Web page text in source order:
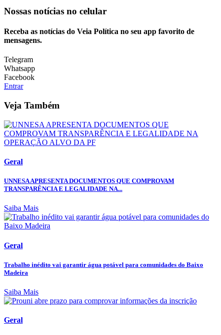
Nossas notícias no celular
Receba as notícias do Veia Política no seu app favorito de
mensagens.
Telegram
Whatsapp
Facebook
Entrar
Veja Também
Geral
UNNESA APRESENTA DOCUMENTOS QUE COMPROVAM
TRANSPARÊNCIA E LEGALIDADE NA...
Saiba Mais
Geral
Trabalho inédito vai garantir água potável para comunidades do Baixo
Madeira
Saiba Mais
Geral